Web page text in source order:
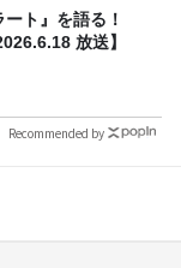
ート』を語る！
放送】
Recommended by